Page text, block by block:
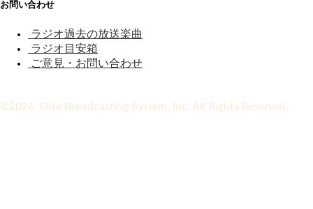
お問い合わせ
ラジオ過去の放送楽曲
ラジオ目安箱
ご意見・お問い合わせ
©2026 Oita Broadcasting System, Inc. All Rights Reserved.